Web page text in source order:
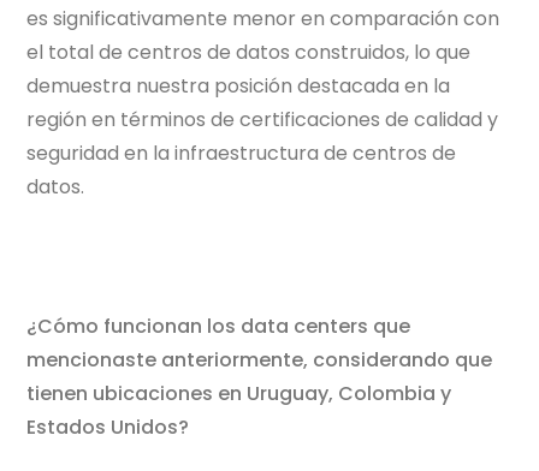
es significativamente menor en comparación con
el total de centros de datos construidos, lo que
demuestra nuestra posición destacada en la
región en términos de certificaciones de calidad y
seguridad en la infraestructura de centros de
datos.
¿Cómo funcionan los data centers que
mencionaste anteriormente, considerando que
tienen ubicaciones en Uruguay, Colombia y
Estados Unidos?